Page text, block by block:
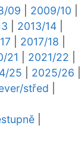
09 2009/10
2013/14
2017/18
21 2021/22
25 2025/26
střed